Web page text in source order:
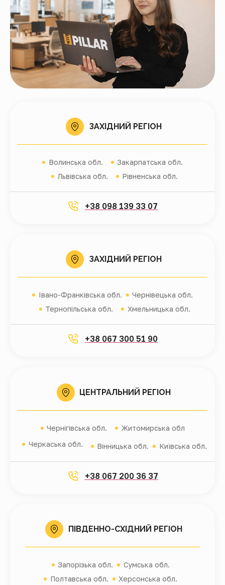
ЗАХІДНИЙ РЕГІОН
Волинська обл.
Закарпатська обл.
Львівська обл.
Рівненська обл.
+38 098 139 33 07
ЗАХІДНИЙ РЕГІОН
Івано-Франківська обл.
Чернівецька обл.
Тернопільська обл.
Хмельницька обл.
+38 067 300 51 90
ЦЕНТРАЛЬНИЙ РЕГІОН
Чернігівська обл.
Житомирська обл
Черкаська обл.
Вінницька обл. Київська обл.
+38 067 200 36 37
ПІВДЕННО-СХІДНИЙ РЕГІОН
Запорізька обл.
Сумська обл.
Полтавська обл.
Херсонська обл.